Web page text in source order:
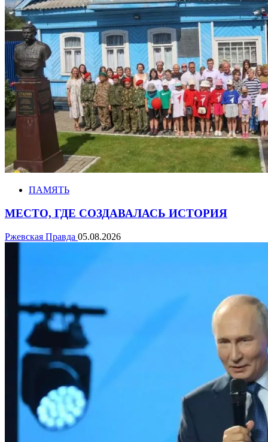
ПАМЯТЬ
МЕСТО, ГДЕ СОЗДАВАЛАСЬ ИСТОРИЯ
Ржевская Правда 05.08.2026